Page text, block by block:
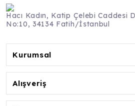
Hacı Kadın, Katip Çelebi Caddesi
No:10, 34134 Fatih/İstanbul
Kurumsal
Alışveriş